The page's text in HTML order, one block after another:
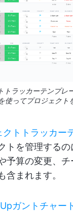
トラッカーテンプレ
使ってプロジェクト
トトラッカー
トを管理するの
予算の変更、
含まれます。
ガントチャー